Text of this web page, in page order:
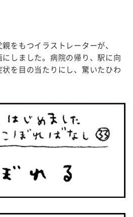
をもつイラストレーターが、
しました。病院の帰り、駅に向
を目の当たりにし、驚いたひわ